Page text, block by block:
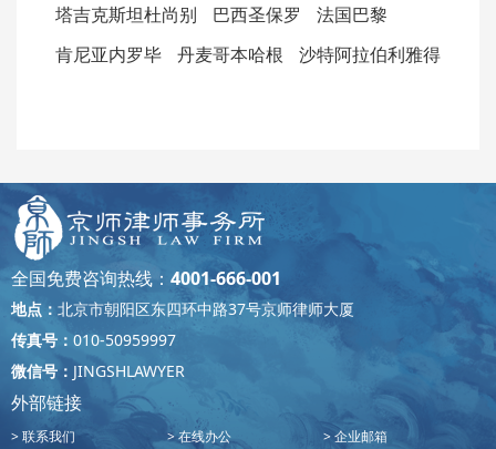
塔吉克斯坦杜尚别
巴西圣保罗
法国巴黎
肯尼亚内罗毕
丹麦哥本哈根 沙特阿拉伯利雅得
全国免费咨询热线： 4001-666-001
地点： 北京市朝阳区东四环中路37号京师律师大厦
传真号： 010-50959997
微信号： JINGSHLAWYER
外部链接
联系我们 在线办公 企业邮箱